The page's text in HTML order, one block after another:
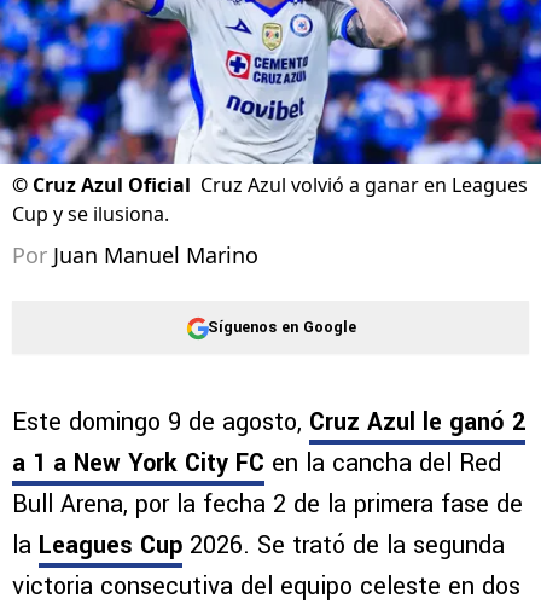
© Cruz Azul Oficial Cruz Azul volvió a ganar en Leagues
Cup y se ilusiona.
Por Juan Manuel Marino
Síguenos en Google
Este domingo 9 de agosto, Cruz Azul le ganó 2
a 1 a New York City FC en la cancha del Red
Bull Arena, por la fecha 2 de la primera fase de
la Leagues Cup 2026. Se trató de la segunda
victoria consecutiva del equipo celeste en dos